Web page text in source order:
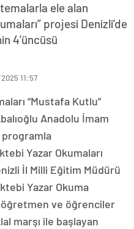
ele alan
projesi Denizli’de
4’üncüsü
11:57
“Mustafa Kutlu”
Anadolu İmam
Yazar Okumaları
İl Milli Eğitim Müdürü
Yazar Okuma
ve öğrenciler
marşı ile başlayan